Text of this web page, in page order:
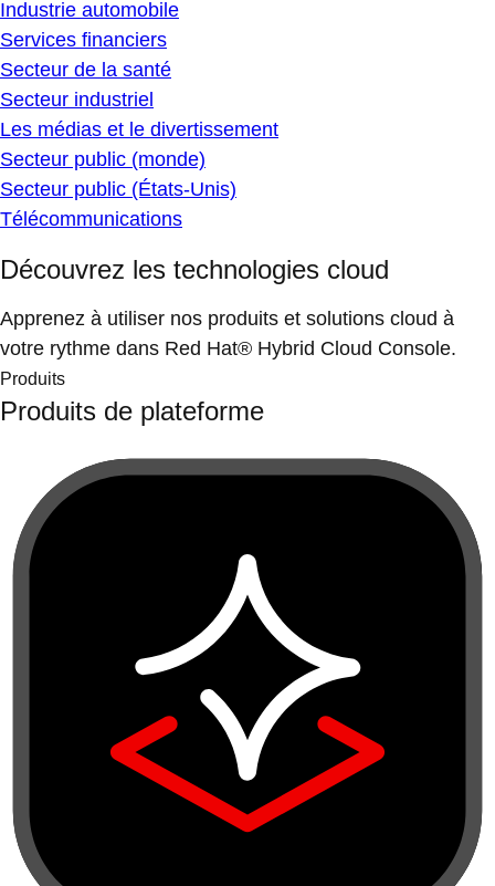
Industrie automobile
Services financiers
Secteur de la santé
Secteur industriel
Les médias et le divertissement
Secteur public (monde)
Secteur public (États-Unis)
Télécommunications
Découvrez les technologies cloud
Apprenez à utiliser nos produits et solutions cloud à
votre rythme dans Red Hat® Hybrid Cloud Console.
Produits
Produits de plateforme